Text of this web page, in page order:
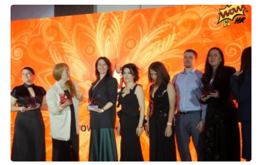
означают потерю стабильности, а для внешнего
рынка становятся сигналом о возможных
проблемах организации. В результате увольнения
нередко превращаются в фактор, который
негативно влияет HR-бренд работодателя.